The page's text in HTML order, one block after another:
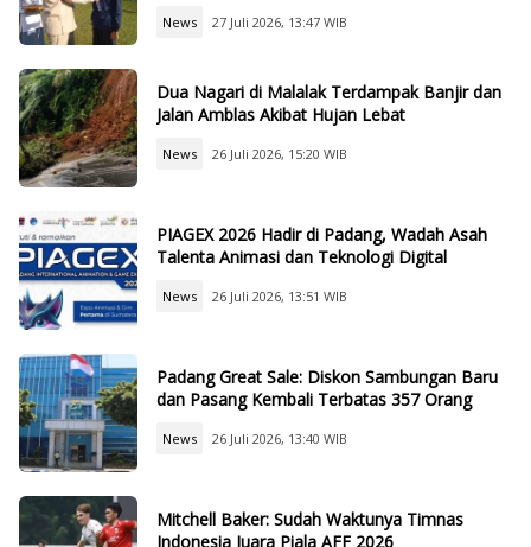
News 27 Juli 2026, 13:47 WIB
Dua Nagari di Malalak Terdampak Banjir dan
Jalan Amblas Akibat Hujan Lebat
News 26 Juli 2026, 15:20 WIB
PIAGEX 2026 Hadir di Padang, Wadah Asah
Talenta Animasi dan Teknologi Digital
News 26 Juli 2026, 13:51 WIB
Padang Great Sale: Diskon Sambungan Baru
dan Pasang Kembali Terbatas 357 Orang
News 26 Juli 2026, 13:40 WIB
Mitchell Baker: Sudah Waktunya Timnas
Indonesia Juara Piala AFF 2026